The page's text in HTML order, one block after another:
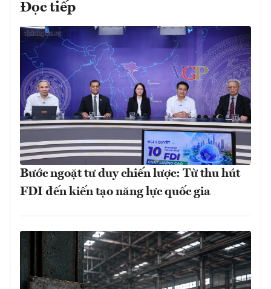
Đọc tiếp
Bước ngoặt tư duy chiến lược: Từ thu hút
FDI đến kiến tạo năng lực quốc gia